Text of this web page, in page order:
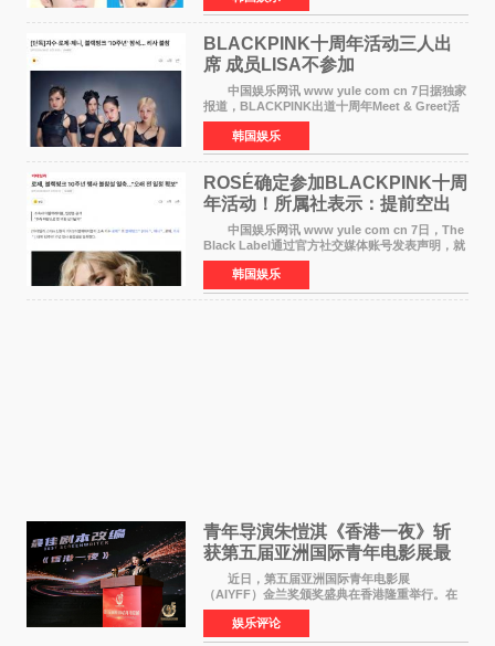
《音乐中心》MC，约1
BLACKPINK十周年活动三人出
席 成员LISA不参加
中国娱乐网讯 www yule com cn 7日据独家
报道，BLACKPINK出道十周年Meet & Greet活
动将由智秀、ROS&Eacute;、JENNIE出席，
LISA将缺席。 此前BLACKPINK所属社YG并
未为组合出道十周年做
韩国娱乐
ROSÉ确定参加BLACKPINK十周
年活动！所属社表示：提前空出
了时间
中国娱乐网讯 www yule com cn 7日，The
Black Label通过官方社交媒体账号发表声明，就
近期网络上关于ROS&Eacute;个人行程及是否参
加BLACKPINK出道纪念活动的种种猜测作出正
式回应。 Th
韩国娱乐
青年导演朱愷淇《香港一夜》斩
获第五届亚洲国际青年电影展最
佳剧本改编奖
近日，第五届亚洲国际青年电影展
（AIYFF）金兰奖颁奖盛典在香港隆重举行。在
这场汇聚数百位海内外电影人、文化界人士及媒
体代表的亚洲青年影视盛会上，香港本土电影
《香港一夜》（Dawn in Ho
娱乐评论